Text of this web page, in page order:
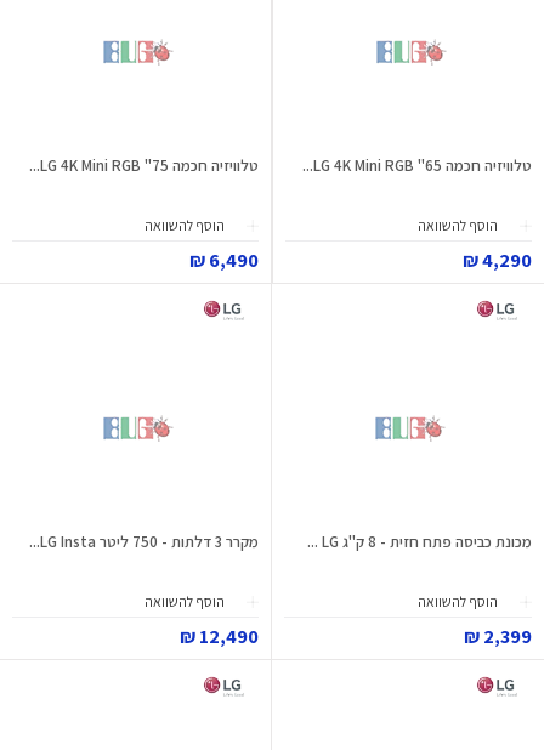
טלוויזיה חכמה 65" LG 4K Mini RGB...
הוסף להשוואה
4,290 ₪
טלוויזיה חכמה 75" LG 4K Mini RGB...
הוסף להשוואה
6,490 ₪
מכונת כביסה פתח חזית - 8 ק"ג LG ...
הוסף להשוואה
2,399 ₪
מקרר 3 דלתות - 750 ליטר LG Insta...
הוסף להשוואה
12,490 ₪